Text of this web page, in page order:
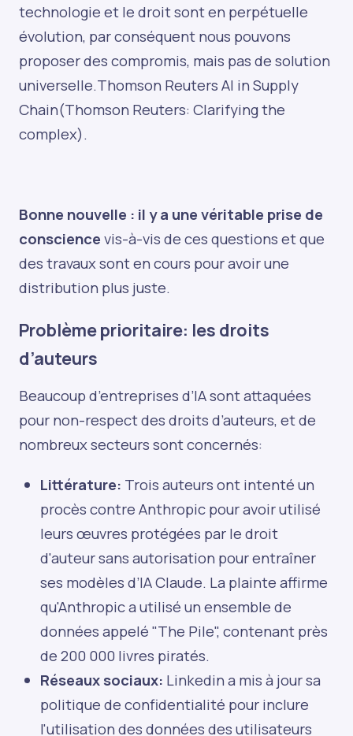
technologie et le droit sont en perpétuelle
évolution, par conséquent nous pouvons
proposer des compromis, mais pas de solution
universelle.Thomson Reuters AI in Supply
Chain​(Thomson Reuters: Clarifying the
complex).
Bonne nouvelle : il y a une véritable prise de
consciencevis-à-vis de ces questions et que
des travaux sont en cours pour avoir une
distribution plus juste.
Problème prioritaire: les droits
d’auteurs
Beaucoup d’entreprises d’IA sont attaquées
pour non-respect des droits d’auteurs, et de
nombreux secteurs sont concernés:
Littérature: Trois auteurs ont intenté un
procès contre Anthropic pour avoir utilisé
leurs œuvres protégées par le droit
d'auteur sans autorisation pour entraîner
ses modèles d’IA Claude. La plainte affirme
qu'Anthropic a utilisé un ensemble de
données appelé "The Pile", contenant près
de 200 000 livres piratés.
Réseaux sociaux: Linkedin a mis à jour sa
politique de confidentialité pour inclure
l'utilisation des données des utilisateurs